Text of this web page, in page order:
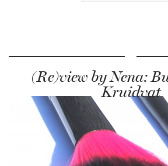
(Re)view by Nena:
Kruidvat